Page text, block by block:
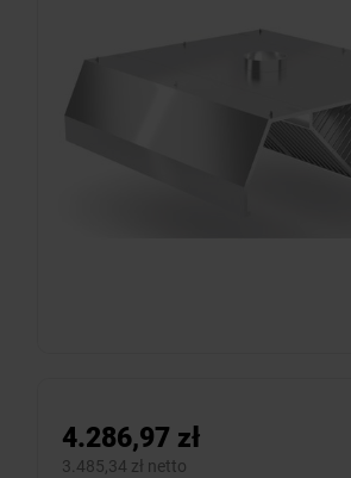
4.286,97 zł
3.485,34 zł netto